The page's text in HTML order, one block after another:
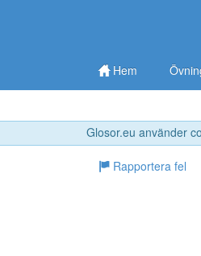
Glosor.eu använder
Hem
Rapportera fel